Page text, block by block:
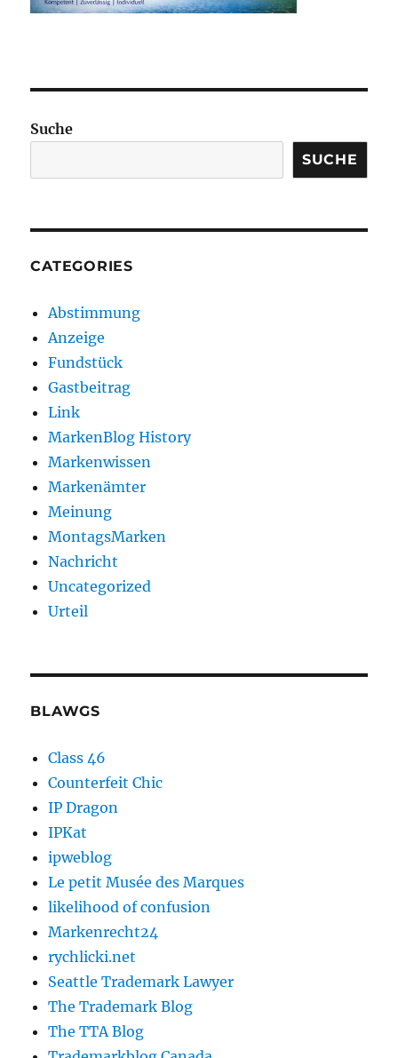
Suche
SUCHE
CATEGORIES
Abstimmung
Anzeige
Fundstück
Gastbeitrag
Link
MarkenBlog History
Markenwissen
Markenämter
Meinung
MontagsMarken
Nachricht
Uncategorized
Urteil
BLAWGS
Class 46
Counterfeit Chic
IP Dragon
IPKat
ipweblog
Le petit Musée des Marques
likelihood of confusion
Markenrecht24
rychlicki.net
Seattle Trademark Lawyer
The Trademark Blog
The TTA Blog